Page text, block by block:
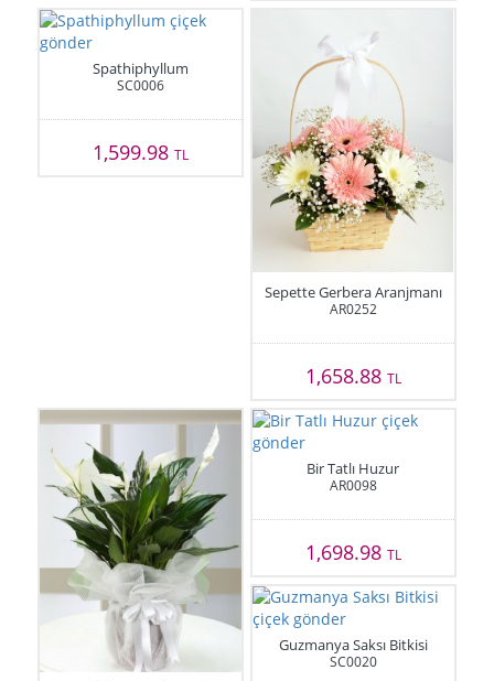
Spathiphyllum
SC0006
1,599.98TL
Sepette Gerbera Aranjmanı
AR0252
1,658.88 TL
Bir Tatlı Huzur
AR0098
1,698.98 TL
Guzmanya Saksı Bitkisi
SC0020